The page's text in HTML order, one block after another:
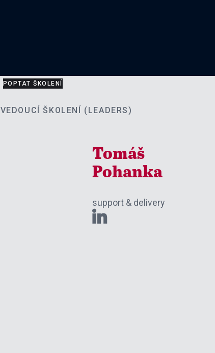
POPTAT ŠKOLENÍ
VEDOUCÍ ŠKOLENÍ (LEADERS)
Tomáš
Pohanka
support & delivery
